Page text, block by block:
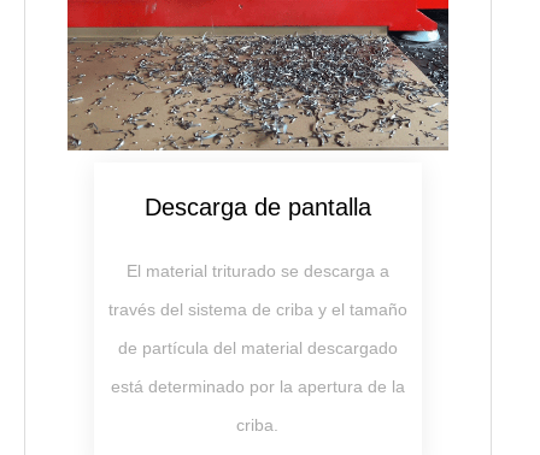
Descarga de pantalla
El material triturado se descarga a
través del sistema de criba y el tamaño
de partícula del material descargado
está determinado por la apertura de la
criba.